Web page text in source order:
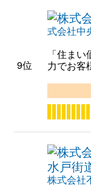
9位
式会社中
「住ま
力でお客
株式会社